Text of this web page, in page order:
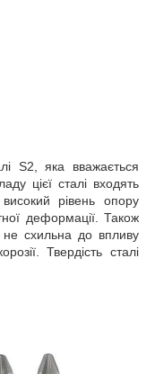
S2, яка вважається
цієї сталі входять
рівень опору
деформації. Також
не схильна до впливу
Твердість сталі